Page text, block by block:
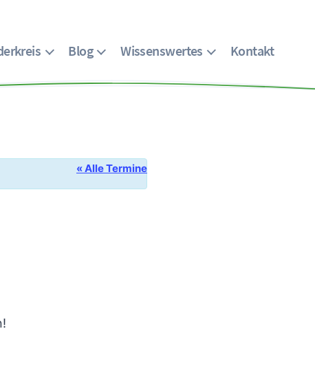
Blog Wissenswertes Kontakt
« Alle Termine